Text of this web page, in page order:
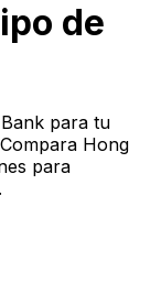
de
para tu
Hong
para